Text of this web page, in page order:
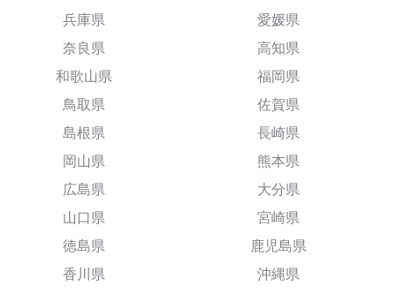
兵庫県
奈良県
和歌山県
鳥取県
島根県
岡山県
広島県
山口県
徳島県
香川県
愛媛県
高知県
福岡県
佐賀県
長崎県
熊本県
大分県
宮崎県
鹿児島県
沖縄県